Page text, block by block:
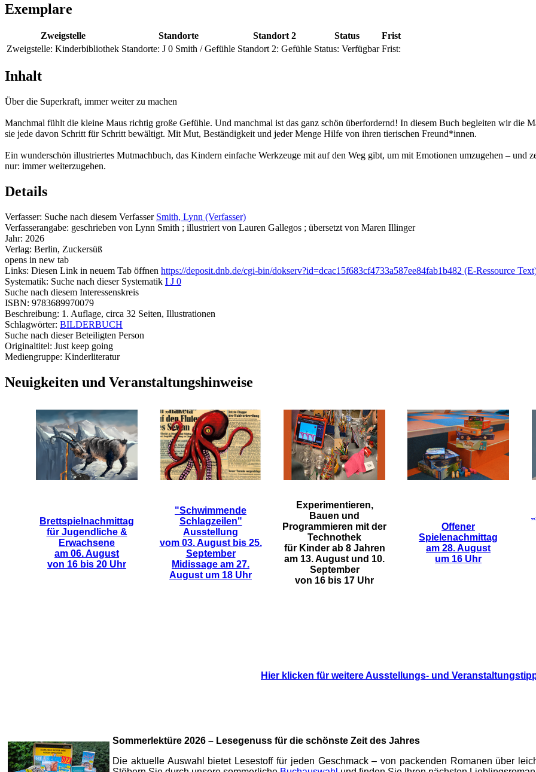
Exemplare
Zweigstelle Standorte Standort 2 Status
Frist
Zweigstelle: Kinderbibliothek Standorte: J 0 Smith / Gefühle Standort 2: Gefühle Status: Verfügbar Frist:
Inhalt
Über die Superkraft, immer weiter zu machen
Manchmal fühlt die kleine Maus richtig große Gefühle. Und manchmal ist das ganz schön überfordernd! In diesem Buch begleiten wir die
sie jede davon Schritt für Schritt bewältigt. Mit Mut, Beständigkeit und jeder Menge Hilfe von ihren tierischen Freund*innen.
Ein wunderschön illustriertes Mutmachbuch, das Kindern einfache Werkzeuge mit auf den Weg gibt, um mit Emotionen umzugehen – und
nur: immer weiterzugehen.
Details
Verfasser: Suche nach diesem Verfasser Smith, Lynn (Verfasser)
Verfasserangabe: geschrieben von Lynn Smith ; illustriert von Lauren Gallegos ; übersetzt von Maren Illinger
Jahr: 2026
Verlag: Berlin, Zuckersüß
opens in new tab
Links: Diesen Link in neuem Tab öffnen https://deposit.dnb.de/cgi-bin/dokserv?id=dcac15f683cf4733a587ee84fab1b482 (E-Ressource
Systematik: Suche nach dieser Systematik I J 0
Suche nach diesem Interessenskreis
ISBN: 9783689970079
Beschreibung: 1. Auflage, circa 32 Seiten, Illustrationen
Schlagwörter: BILDERBUCH
Suche nach dieser Beteiligten Person
Originaltitel: Just keep going
Mediengruppe: Kinderliteratur
Neuigkeiten und Veranstaltungshinweise
Brettspielnachmittag
für Jugendliche &
Erwachsene
am 06. August
von 16 bis 20 Uhr
"Schwimmende
Schlagzeilen"
Ausstellung
vom 03. August bis 25.
September
Midissage am 27.
August um 18 Uhr
Experimentieren,
Bauen und
Programmieren mit der
Technothek
für Kinder ab 8 Jahren
am 13. August und 10.
September
von 16 bis 17 Uhr
Offener
Spielenachmittag
am 28. August
um 16 Uhr
Hier klicken für weitere Ausstellungs- und
Sommerlektüre 2026 – Lesegenuss für die schönste Zeit des Jahres
Die aktuelle Auswahl bietet Lesestoff für jeden Geschmack – von packenden Romanen über